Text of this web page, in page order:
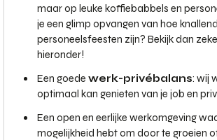
maar op leuke koffiebabbels en
je een glimp opvangen van hoe
personeelsfeesten zijn? Bekijk dan
hieronder!
Een goede werk-privébalans: wij
optimaal kan genieten van je job en
Een open en eerlijke werkomgeving
mogelijkheid hebt om door te groeien